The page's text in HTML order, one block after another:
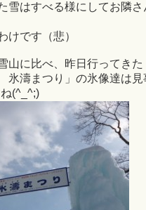
雪はすべる様にしてお隣
けです（悲）
山に比べ、昨日行ってきた
氷濤まつり」の氷像達は見
(^_^;)